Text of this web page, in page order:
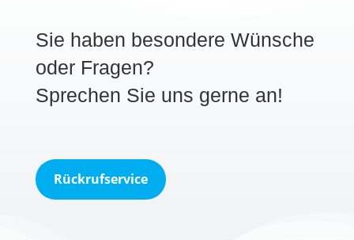
Sie haben besondere Wünsche
oder Fragen?
Sprechen Sie uns gerne an!
Rückrufservice